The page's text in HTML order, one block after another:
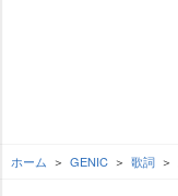
ホーム GENIC 歌詞